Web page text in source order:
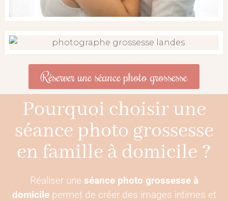
Réserver une séance photo grossesse
Pourquoi choisir une
séance photo grossesse
en famille à domicile ?
Réaliser une séance photo grossesse à
domicilepermet de créer des images intimes et